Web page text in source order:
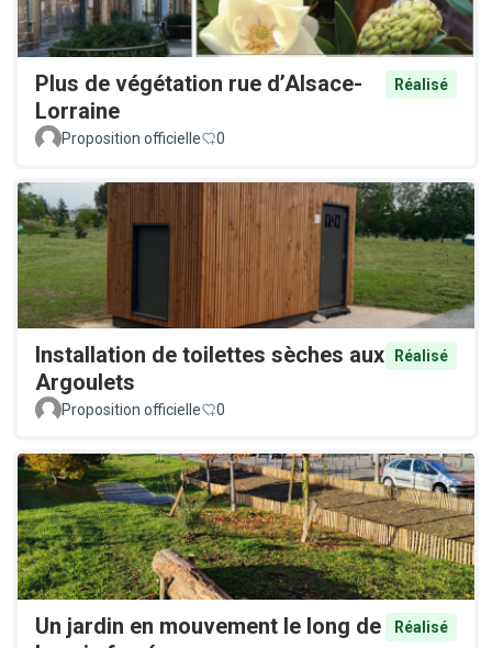
Plus de végétation rue d’Alsace-
Lorraine
Réalisé
Proposition officielle 0
Installation de toilettes sèches aux
Argoulets
Réalisé
Proposition officielle 0
Un jardin en mouvement le long de
Réalisé